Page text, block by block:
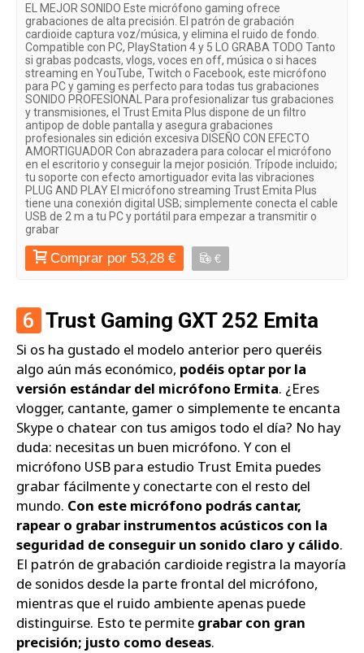
EL MEJOR SONIDO Este micrófono gaming ofrece
grabaciones de alta precisión. El patrón de grabación
cardioide captura voz/música, y elimina el ruido de fondo.
Compatible con PC, PlayStation 4 y 5 LO GRABA TODO Tanto
si grabas podcasts, vlogs, voces en off, música o si haces
streaming en YouTube, Twitch o Facebook, este micrófono
para PC y gaming es perfecto para todas tus grabaciones
SONIDO PROFESIONAL Para profesionalizar tus grabaciones
y transmisiones, el Trust Emita Plus dispone de un filtro
antipop de doble pantalla y asegura grabaciones
profesionales sin edición excesiva DISEÑO CON EFECTO
AMORTIGUADOR Con abrazadera para colocar el micrófono
en el escritorio y conseguir la mejor posición. Trípode incluido;
tu soporte con efecto amortiguador evita las vibraciones
PLUG AND PLAY El micrófono streaming Trust Emita Plus
tiene una conexión digital USB; simplemente conecta el cable
USB de 2 m a tu PC y portátil para empezar a transmitir o
grabar
Comprar por 53,28 € €
6 Trust Gaming GXT 252 Emita
Si os ha gustado el modelo anterior pero queréis
algo aún más económico, podéis optar por la
versión estándar del micrófono Ermita. ¿Eres
vlogger, cantante, gamer o simplemente te encanta
Skype o chatear con tus amigos todo el día? No hay
duda: necesitas un buen micrófono. Y con el
micrófono USB para estudio Trust Emita puedes
grabar fácilmente y conectarte con el resto del
mundo. Con este micrófono podrás cantar,
rapear o grabar instrumentos acústicos con la
seguridad de conseguir un sonido claro y cálido.
El patrón de grabación cardioide registra la mayoría
de sonidos desde la parte frontal del micrófono,
mientras que el ruido ambiente apenas puede
distinguirse. Esto te permite grabar con gran
precisión; justo como deseas.